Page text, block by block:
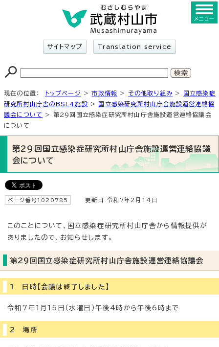
サイトマップ Translation service
メニュー
現在の位置： トップページ >市政情報 > その他取り組み >
国立感染症
研究所村山庁舎のBSL4施設 >
国立感染研究所村山庁舎施設運営連絡協
議会について
> 第29回国立感染症研究所村山庁舎施設運営連絡協議会
について
第29回国立感染症研究所村山庁舎施設運営連絡協議
会について
ページ番号1020785 更新日 令和7年2月14日
このことについて、国立感染症研究所村山庁舎から情報提供が
ありましたので、お知らせします。
第29回国立感染症研究所村山庁舎施設運営連絡協議会
1 日時【会議は終了しました】
令和7年1月15日（水曜日）午後4時から午後6時まで
2 場所